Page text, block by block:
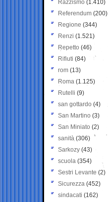
Razzismo (1.410)
Referendum (200)
Regione (344)
Renzi (1.521)
Repetto (46)
Rifiuti (84)
rom (13)
Roma (1.125)
Rutelli (9)
san gottardo (4)
San Martino (3)
San Miniato (2)
sanità (306)
Sarkozy (43)
scuola (354)
Sestri Levante (2)
Sicurezza (452)
sindacati (162)